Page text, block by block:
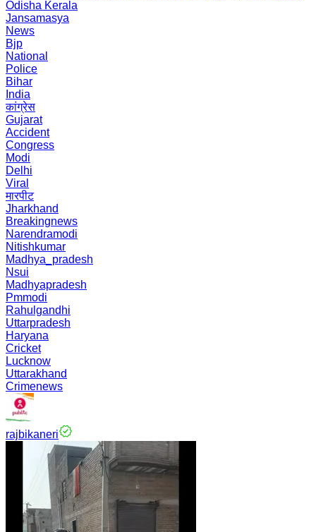
Odisha Kerala
Jansamasya
News
Bjp
National
Police
Bihar
India
कांग्रेस
Gujarat
Accident
Congress
Modi
Delhi
Viral
मारपीट
Jharkhand
Breakingnews
Narendramodi
Nitishkumar
Madhya_pradesh
Nsui
Madhyapradesh
Pmmodi
Rahulgandhi
Uttarpradesh
Haryana
Cricket
Lucknow
Uttarakhand
Crimenews
rajbikaneri